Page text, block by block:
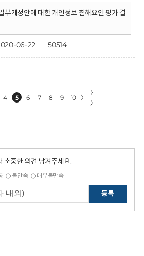
부개정안에 대한 개인정보 침해요인 평가 결
06-22 50514
4 5 6 7 8 9 10 〉
〉
〉
소중한 의견 남겨주세요.
불만족 매우불만족
등록